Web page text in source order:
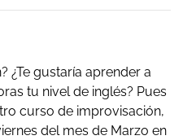
¿Te gustaría aprender a
tu nivel de inglés? Pues
curso de improvisación,
del mes de Marzo en